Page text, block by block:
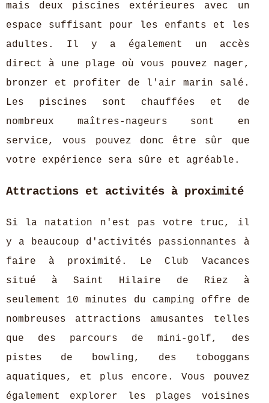
mais deux piscines extérieures avec un
espace suffisant pour les enfants et les
adultes. Il y a également un accès
direct à une plage où vous pouvez nager,
bronzer et profiter de l'air marin salé.
Les piscines sont chauffées et de
nombreux maîtres-nageurs sont en
service, vous pouvez donc être sûr que
votre expérience sera sûre et agréable.
Attractions et activités à proximité
Si la natation n'est pas votre truc, il
y a beaucoup d'activités passionnantes à
faire à proximité. Le Club Vacances
situé à Saint Hilaire de Riez à
seulement 10 minutes du camping offre de
nombreuses attractions amusantes telles
que des parcours de mini-golf, des
pistes de bowling, des toboggans
aquatiques, et plus encore. Vous pouvez
également explorer les plages voisines